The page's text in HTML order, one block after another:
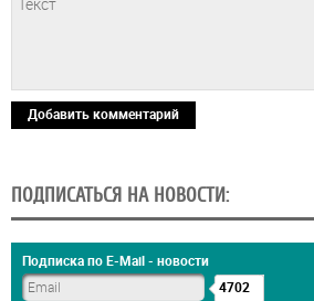
Добавить комментарий
ПОДПИСАТЬСЯ НА НОВОСТИ:
Подписка по E-Mail - новости
4702